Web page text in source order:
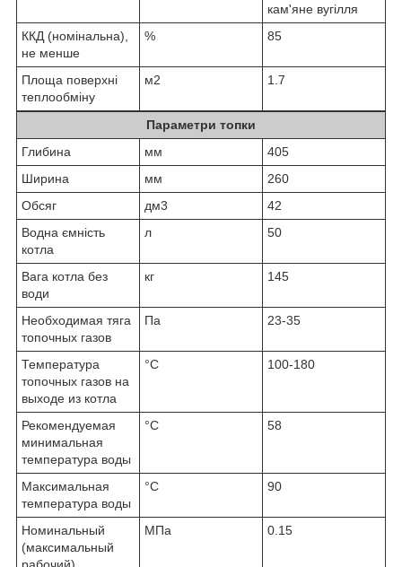
кам'яне вугілля
ККД (номінальна),
не менше
% 85
Площа поверхні
теплообміну
м2 1.7
Параметри топки
Глибина
мм
405
Ширина
мм
260
Обсяг
дм3
42
Водна ємність
котла
л 50
Вага котла без
води
кг 145
Необходимая тяга
топочных газов
Па 23-35
Температура
топочных газов на
выходе из котла
°C 100-180
Рекомендуемая
минимальная
температура воды
°C 58
Максимальная
температура воды
°C 90
Номинальный
(максимальный
рабочий)
МПа 0.15